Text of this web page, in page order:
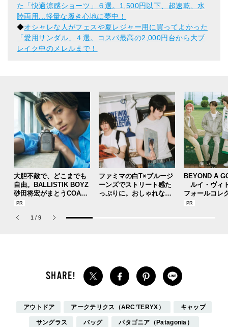
た「快適涼感ショーツ」６選。1,500円以下、超速乾、水
陸両用...軽量な履き心地に夢中！
◆オシャレな人がフェスや夏レジャー用に買ってよかった
「愛用サンダル」４選。コスパ最高の2,000円台から大ブ
レイク中のメレルまで！
大胆不敵で、どこまでも
自由。BALLISTIK BOYZ
砂田将宏がまとうCOACH
の新作フレグランス「コ
パルファム」
ファミマの白T×ブルージ
ーンズでストリート感た
っぷりに。おしゃれな人
BEYOND A
ルイ・ヴィ
フォールコレ
描くプレッピ
1 / 9
アウトドア アークテリクス（ARC’TERYX） キャップ
サングラス バッグ パタゴニア（Patagonia）